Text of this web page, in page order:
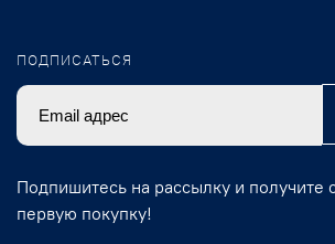
ПОДПИСАТЬСЯ
Подпишитесь на рассылку и получите
первую покупку!